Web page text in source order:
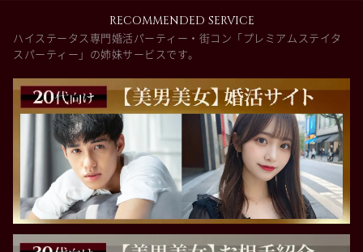
RECOMMENDED SERVICE
ハイステータス専門婚活パーティー・街コン「プレミアムステイタ
スパーティー」の姉妹サービスです。